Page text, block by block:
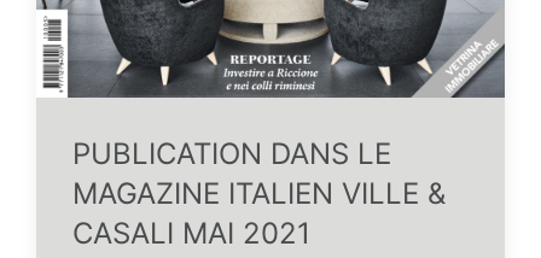
PUBLICATION DANS LE
MAGAZINE ITALIEN VILLE &
CASALI MAI 2021